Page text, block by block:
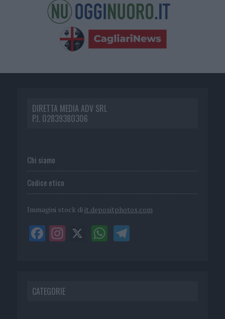
DIRETTA MEDIA ADV SRL
P.I. 02839380306
Chi siamo
Codice etico
Immagini stock di it.depositphotos.com
CATEGORIE